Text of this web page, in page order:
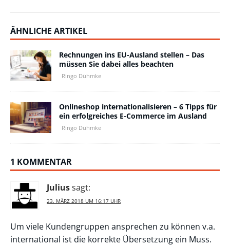
ÄHNLICHE ARTIKEL
Rechnungen ins EU-Ausland stellen – Das
müssen Sie dabei alles beachten
Ringo Dühmke
Onlineshop internationalisieren – 6 Tipps für
ein erfolgreiches E-Commerce im Ausland
Ringo Dühmke
1 KOMMENTAR
Juliussagt:
23. MÄRZ 2018 UM 16:17 UHR
Um viele Kundengruppen ansprechen zu können v.a.
international ist die korrekte Übersetzung ein Muss.